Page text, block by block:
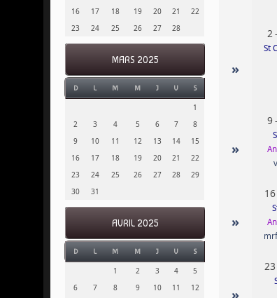
16
17 18 19 20 21
22
23
24 25 26 27 28
MARS 2025
D L M M J V S
1
2
3 4 5 6 7
8
9
10 11 12 13 14
15
16
17 18 19 20 21
22
23
24 25 26 27 28
29
30
31
AVRIL 2025
D L M M J V S
1 2 3 4
5
6
7 8 9 10 11 12
»
2 -
St
»
9 -
»
16
»
23